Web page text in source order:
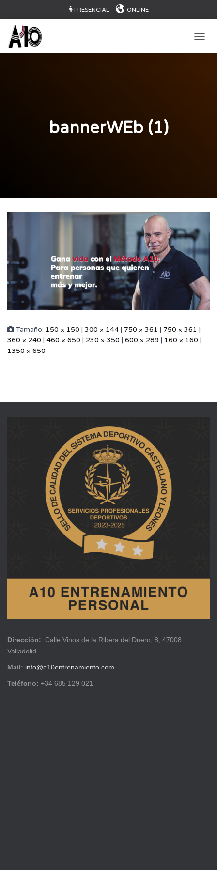
PRESENCIAL ONLINE
bannerWEb (1)
Tamaño: 150 × 150 | 300 × 144 | 750 × 361 | 750 × 361 |
360 × 240 | 460 × 650 | 230 × 350 | 600 × 289 | 160 × 160 |
1350 × 650
Dirección: Calle Vinos de la Ribera del Duero, 8, 47008.
Valladolid
Mail: info@a10entrenamiento.com
Teléfono: +34 685 129 021